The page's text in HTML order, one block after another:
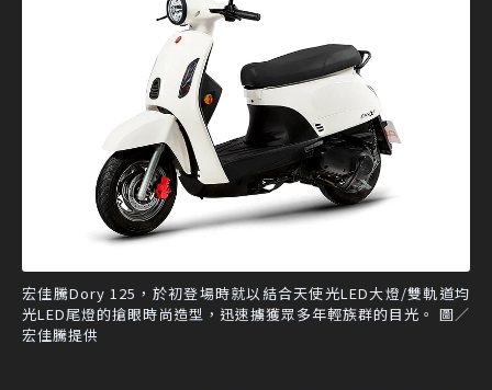
宏佳騰Dory 125，於初登場時就以結合天使光LED大燈/雙軌道均
光LED尾燈的搶眼時尚造型，迅速擄獲眾多年輕族群的目光。 圖／
宏佳騰提供